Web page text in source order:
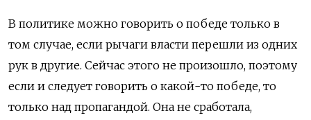
В политике можно говорить о победе только в
том случае, если рычаги власти перешли из одних
рук в другие. Сейчас этого не произошло, поэтому
если и следует говорить о какой-то победе, то
только над пропагандой. Она не сработала,